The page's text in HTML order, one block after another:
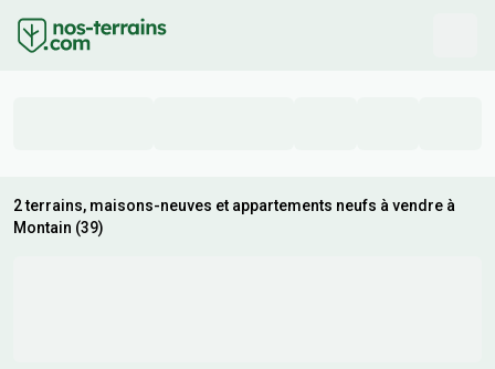
2 terrains, maisons-neuves et appartements neufs à vendre à
Montain (39)